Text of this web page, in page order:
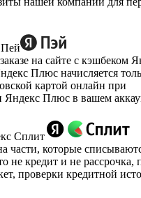
Пей
на сайте с кэшбеком
Плюс начисляется
картой онлайн при
Плюс в вашем
Сплит
части, которые
не кредит и не рассрочка,
проверки кредитной